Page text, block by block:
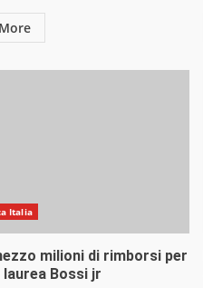
Italia
milioni di rimborsi per
laurea Bossi jr